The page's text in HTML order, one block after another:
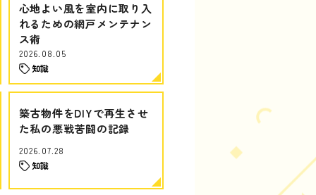
心地よい風を室内に取り入
れるための網戸メンテナン
ス術
2026.08.05
知識
築古物件をDIYで再生させ
た私の悪戦苦闘の記録
2026.07.28
知識